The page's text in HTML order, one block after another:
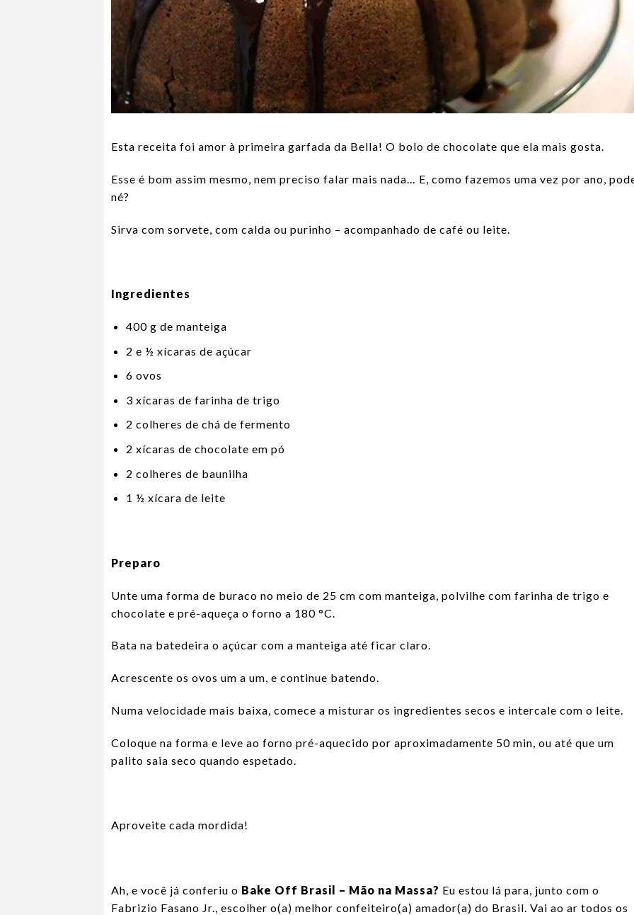
Esta receita foi amor à primeira garfada da Bella! O bolo de chocolate que ela mais gosta.
Esse é bom assim mesmo, nem preciso falar mais nada… E, como fazemos uma vez por ano,
né?
Sirva com sorvete, com calda ou purinho – acompanhado de café ou leite.
Ingredientes
400 g de manteiga
2 e ½ xícaras de açúcar
6 ovos
3 xícaras de farinha de trigo
2 colheres de chá de fermento
2 xícaras de chocolate em pó
2 colheres de baunilha
1 ½ xícara de leite
Preparo
Unte uma forma de buraco no meio de 25 cm com manteiga, polvilhe com farinha de trigo e
chocolate e pré-aqueça o forno a 180 °C.
Bata na batedeira o açúcar com a manteiga até ficar claro.
Acrescente os ovos um a um, e continue batendo.
Numa velocidade mais baixa, comece a misturar os ingredientes secos e intercale com o leite.
Coloque na forma e leve ao forno pré-aquecido por aproximadamente 50 min, ou até que um
palito saia seco quando espetado.
Aproveite cada mordida!
Ah, e você já conferiu o Bake Off Brasil – Mão na Massa? Eu estou lá para, junto com o
Fabrizio Fasano Jr., escolher o(a) melhor confeiteiro(a) amador(a) do Brasil. Vai ao ar todos os